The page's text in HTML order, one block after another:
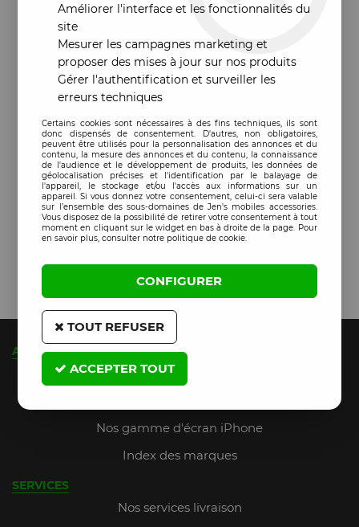
A PROPOS
Qui sommes-nous ?
Nos gamme d'écran iPhone
Index des marques
SERVICES
Nos services livraison
Améliorer l'interface et les fonctionnalités du
site
Mesurer les campagnes marketing et
proposer des mises à jour sur nos produits
Gérer l'authentification et surveiller les
erreurs techniques
Certains cookies sont nécessaires à des fins techniques, ils sont
donc dispensés de consentement. D'autres, non obligatoires,
peuvent être utilisés pour la personnalisation des annonces et du
contenu, la mesure des annonces et du contenu, la connaissance
de l'audience et le développement de produits, les données de
géolocalisation précises et l'identification par le balayage de
l'appareil, le stockage et/ou l'accès aux informations sur un
appareil. Si vous donnez votre consentement, celui-ci sera valable
sur l’ensemble des sous-domaines de Jen's mobiles accessories.
Vous disposez de la possibilité de retirer votre consentement à tout
moment en cliquant sur le widget en bas à droite de la page. Pour
en savoir plus, consulter notre politique de cookie.
CONFIGURER
TOUT REFUSER
ACCEPTER TOUT